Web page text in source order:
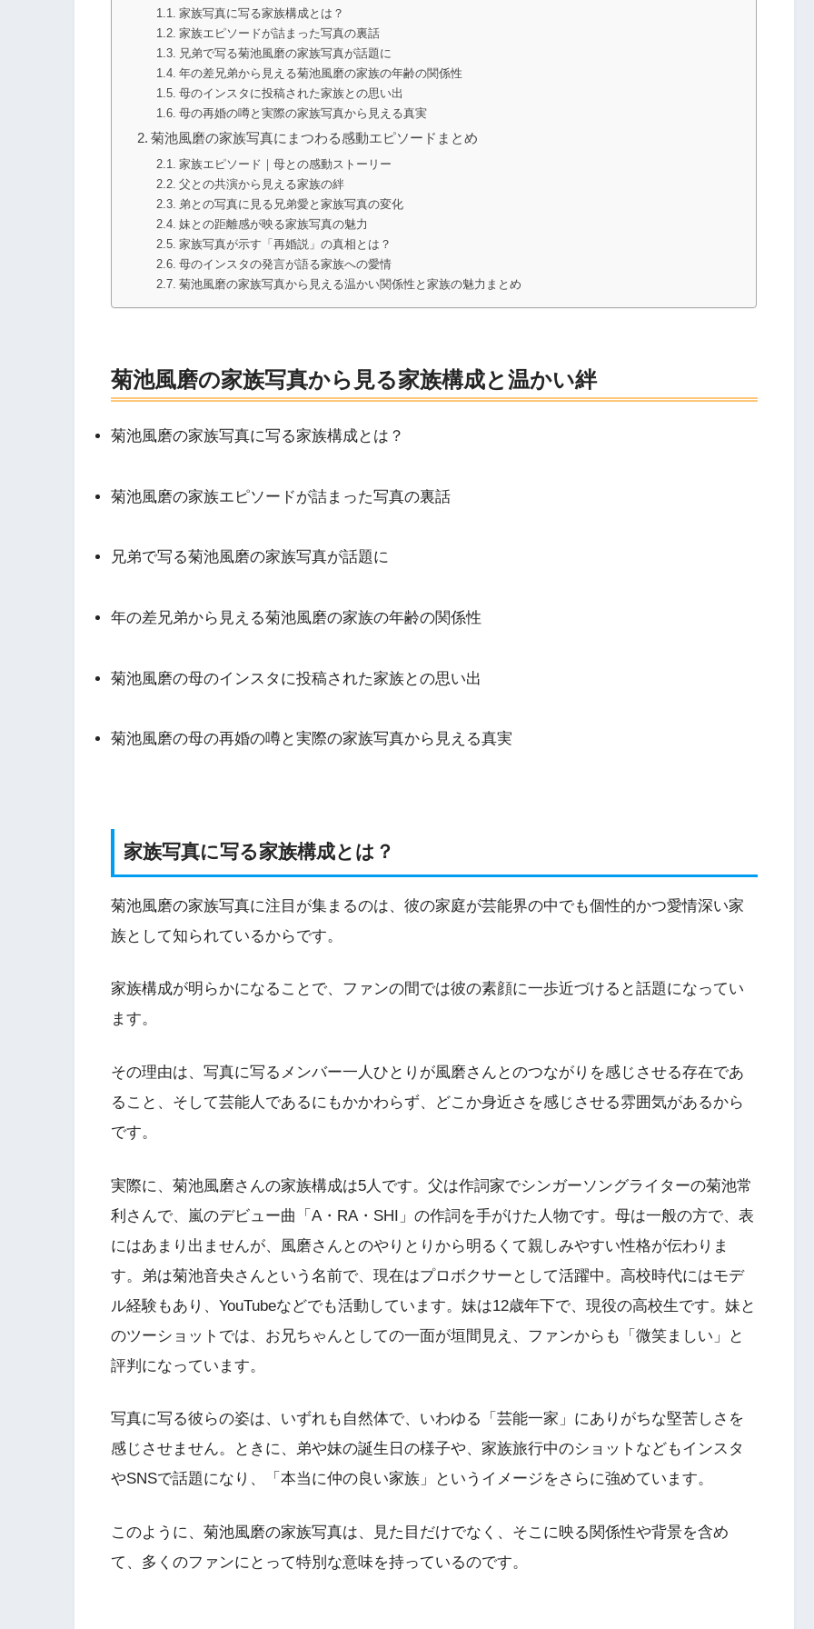
家族写真に写る家族構成とは？
家族エピソードが詰まった写真の裏話
兄弟で写る菊池風磨の家族写真が話題に
年の差兄弟から見える菊池風磨の家族の年齢の関係性
母のインスタに投稿された家族との思い出
母の再婚の噂と実際の家族写真から見える真実
菊池風磨の家族写真にまつわる感動エピソードまとめ
家族エピソード｜母との感動ストーリー
父との共演から見える家族の絆
弟との写真に見る兄弟愛と家族写真の変化
妹との距離感が映る家族写真の魅力
家族写真が示す「再婚説」の真相とは？
母のインスタの発言が語る家族への愛情
菊池風磨の家族写真から見える温かい関係性と家族の魅力まとめ
菊池風磨の家族写真から見る家族構成と温かい絆
菊池風磨の家族写真に写る家族構成とは？
菊池風磨の家族エピソードが詰まった写真の裏話
兄弟で写る菊池風磨の家族写真が話題に
年の差兄弟から見える菊池風磨の家族の年齢の関係性
菊池風磨の母のインスタに投稿された家族との思い出
菊池風磨の母の再婚の噂と実際の家族写真から見える真実
家族写真に写る家族構成とは？
菊池風磨の家族写真に注目が集まるのは、彼の家庭が芸能界の中でも個性的かつ愛情深い家
族として知られているからです。
家族構成が明らかになることで、ファンの間では彼の素顔に一歩近づけると話題になってい
ます。
その理由は、写真に写るメンバー一人ひとりが風磨さんとのつながりを感じさせる存在であ
ること、そして芸能人であるにもかかわらず、どこか身近さを感じさせる雰囲気があるから
です。
実際に、菊池風磨さんの家族構成は5人です。父は作詞家でシンガーソングライターの菊池常
利さんで、嵐のデビュー曲「A・RA・SHI」の作詞を手がけた人物です。母は一般の方で、表
にはあまり出ませんが、風磨さんとのやりとりから明るくて親しみやすい性格が伝わりま
す。弟は菊池音央さんという名前で、現在はプロボクサーとして活躍中。高校時代にはモデ
ル経験もあり、YouTubeなどでも活動しています。妹は12歳年下で、現役の高校生です。妹と
のツーショットでは、お兄ちゃんとしての一面が垣間見え、ファンからも「微笑ましい」と
評判になっています。
写真に写る彼らの姿は、いずれも自然体で、いわゆる「芸能一家」にありがちな堅苦しさを
感じさせません。ときに、弟や妹の誕生日の様子や、家族旅行中のショットなどもインスタ
やSNSで話題になり、「本当に仲の良い家族」というイメージをさらに強めています。
このように、菊池風磨の家族写真は、見た目だけでなく、そこに映る関係性や背景を含め
て、多くのファンにとって特別な意味を持っているのです。